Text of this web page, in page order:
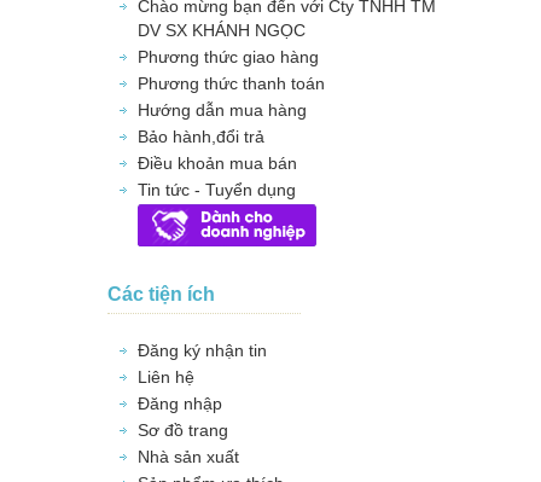
Chào mừng bạn đến với Cty TNHH TM
DV SX KHÁNH NGỌC
Phương thức giao hàng
Phương thức thanh toán
Hướng dẫn mua hàng
Bảo hành,đổi trả
Điều khoản mua bán
Tin tức - Tuyển dụng
Các tiện ích
Đăng ký nhận tin
Liên hệ
Đăng nhập
Sơ đồ trang
Nhà sản xuất